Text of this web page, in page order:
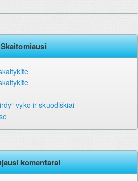
Skaitomiausi
vyko ir skuodiškiai
komentarai